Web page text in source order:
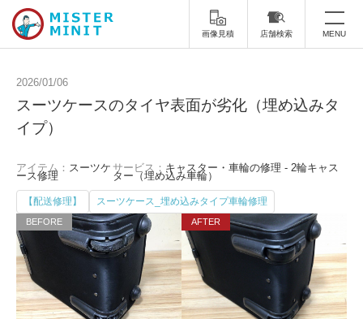
画像見積 店舗検索 MENU
ミスターミニットについて
スーツケース修理 靴修理
スニーカー修理 靴磨き
カバンの修理 時計修理・電池交換
傘修理 合鍵の作製
2026/01/06
スーツケースのタイヤ表面が劣化（埋め込みタ
イプ）
アイテム： スーツケ
ース修理
サービス： キャスター・車輪の修理 - 2輪キャス
ター（埋め込み車輪）
【配送修理】 スーツケース_埋め込みタイプ車輪修理